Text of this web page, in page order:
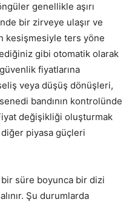
genellikle aşırı
bir zirveye ulaşır ve
kesişmesiyle ters yöne
gibi otomatik olarak
fiyatlarına
veya düşüş dönüşleri,
senedi bandının kontrolünde
değişikliği oluşturmak
piyasa güçleri
bir süre boyunca bir dizi
Şu durumlarda